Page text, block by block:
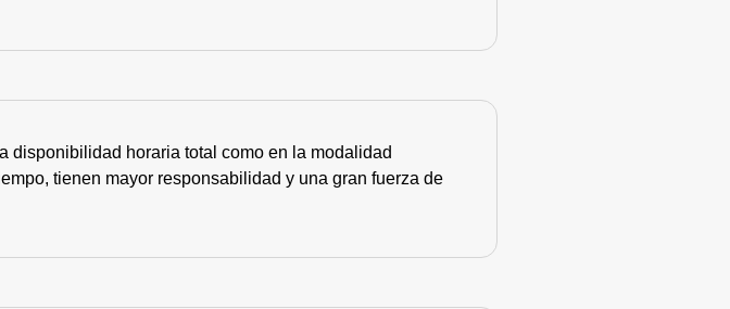
disponibilidad horaria total como en la modalidad
tienen mayor responsabilidad y una gran fuerza de